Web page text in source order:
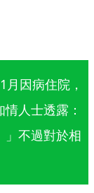
因病住院，
人士透露：
」不過對於相